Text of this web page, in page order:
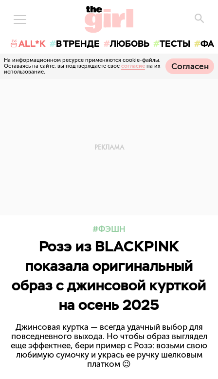
🍜ALL*K В ТРЕНДЕ ЛЮБОВЬ ТЕСТЫ
На информационном ресурсе применяются cookie-файлы.
Оставаясь на сайте, вы подтверждаете свое согласие на их
использование.
Согласен
ФЭШН
Розэ из BLACKPINK
показала оригинальный
образ с джинсовой курткой
на осень 2025
Джинсовая куртка — всегда удачный выбор для
повседневного выхода. Но чтобы образ выглядел
еще эффектнее, бери пример с Розэ: возьми свою
любимую сумочку и укрась ее ручку шелковым
платком 😉